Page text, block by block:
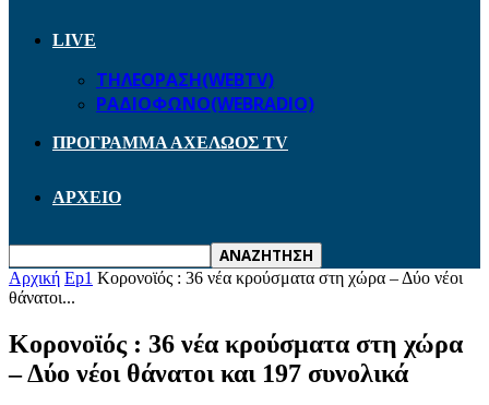
LIVE
ΤΗΛΕΟΡΑΣΗ(WEBTV)
ΡΑΔΙΟΦΩΝΟ(WEBRADIO)
ΠΡΟΓΡΑΜΜΑ ΑΧΕΛΩΟΣ TV
ΑΡΧΕΙΟ
Αρχική Ep1 Κορονοϊός : 36 νέα κρούσματα στη χώρα – Δύο νέοι
θάνατοι...
Κορονοϊός : 36 νέα κρούσματα στη χώρα
– Δύο νέοι θάνατοι και 197 συνολικά